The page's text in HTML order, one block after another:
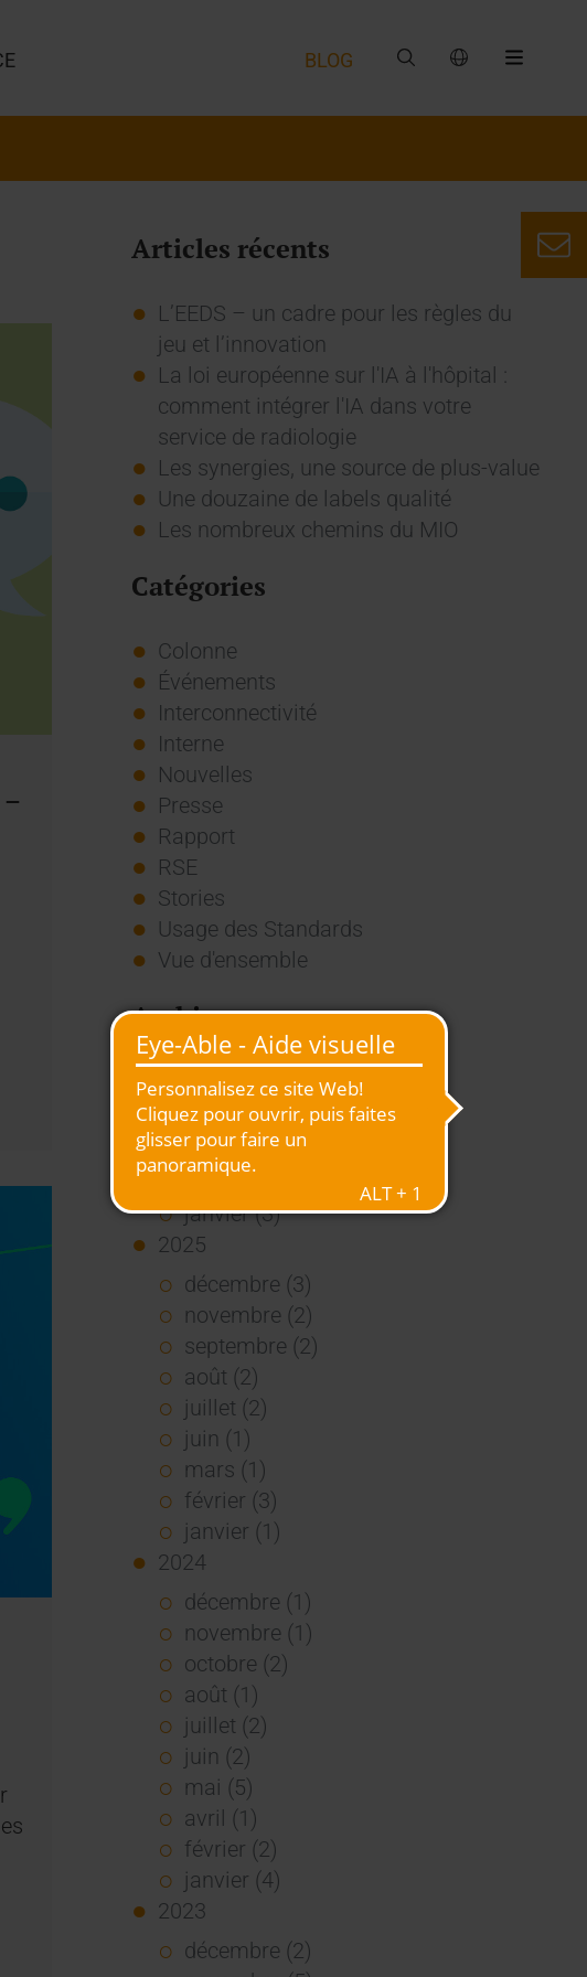
BLOG
Articles récents
L’EEDS – un cadre pour les règles du
jeu et l’innovation
La loi européenne sur l'IA à l'hôpital :
comment intégrer l'IA dans votre
service de radiologie
Les synergies, une source de plus-value
Une douzaine de labels qualité
Les nombreux chemins du MIO
Catégories
Colonne
Événements
Interconnectivité
Interne
Nouvelles
Presse
Rapport
RSE
Stories
Usage des Standards
Vue d'ensemble
Archive
2026
juillet (3)
juin (4)
mai (1)
janvier (3)
2025
décembre (3)
novembre (2)
septembre (2)
août (2)
juillet (2)
juin (1)
mars (1)
février (3)
janvier (1)
2024
décembre (1)
novembre (1)
octobre (2)
août (1)
juillet (2)
juin (2)
mai (5)
avril (1)
février (2)
janvier (4)
2023
décembre (2)